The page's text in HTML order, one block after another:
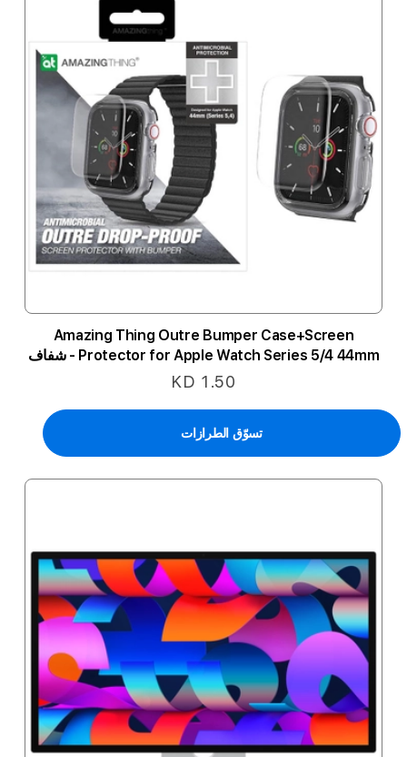
Amazing Thing Outre Bumper Case+Screen
Protector for Apple Watch Series 5/4 44mm - شفاف
KD 1.50
تسوّق الطرازات